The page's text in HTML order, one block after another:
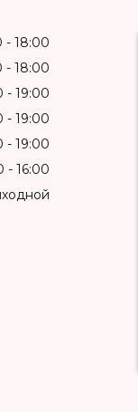
18:00
18:00
19:00
19:00
19:00
16:00